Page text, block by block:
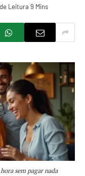
Leitura 9 Mins
sem pagar nada